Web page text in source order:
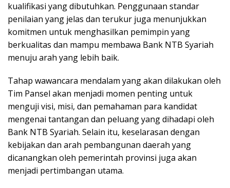
kualifikasi yang dibutuhkan. Penggunaan standar
penilaian yang jelas dan terukur juga menunjukkan
komitmen untuk menghasilkan pemimpin yang
berkualitas dan mampu membawa Bank NTB Syariah
menuju arah yang lebih baik.
Tahap wawancara mendalam yang akan dilakukan oleh
Tim Pansel akan menjadi momen penting untuk
menguji visi, misi, dan pemahaman para kandidat
mengenai tantangan dan peluang yang dihadapi oleh
Bank NTB Syariah. Selain itu, keselarasan dengan
kebijakan dan arah pembangunan daerah yang
dicanangkan oleh pemerintah provinsi juga akan
menjadi pertimbangan utama.